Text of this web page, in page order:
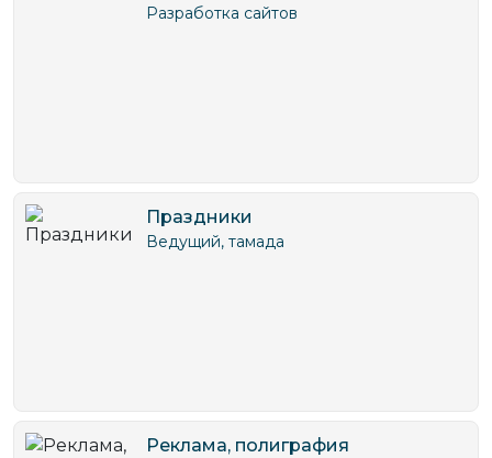
Разработка сайтов
Праздники
Ведущий, тамада
Реклама, полиграфия